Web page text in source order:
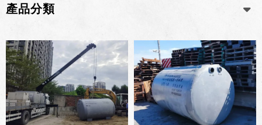
產品分類